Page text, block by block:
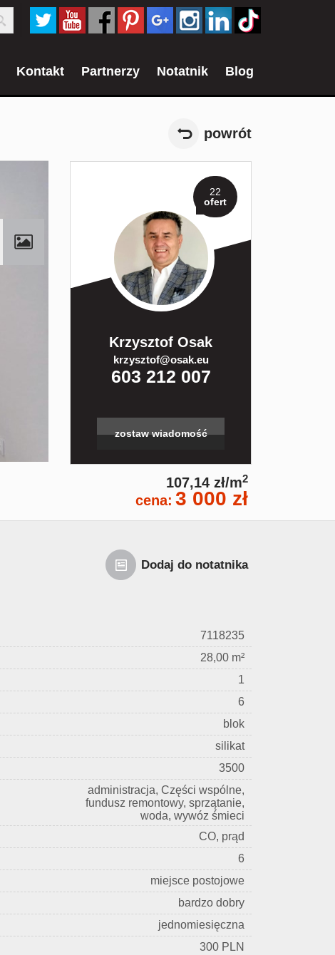
Kontakt Partnerzy Notatnik Blog
powrót
22
ofert
Krzysztof Osak
krzysztof@osak.eu
603 212 007
zostaw wiadomość
107,14 zł/m2
cena: 3 000 zł
Dodaj do notatnika
7118235
28,00 m²
1
6
blok
silikat
3500
administracja, Części wspólne,
fundusz remontowy, sprzątanie,
woda, wywóz śmieci
CO, prąd
6
miejsce postojowe
bardzo dobry
jednomiesięczna
300 PLN